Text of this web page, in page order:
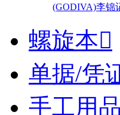
(GODIVA)李锦
螺旋本
单据/凭
手工用品